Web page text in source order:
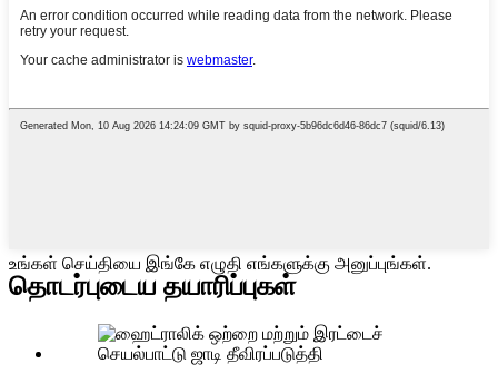
உங்கள் செய்தியை இங்கே எழுதி எங்களுக்கு அனுப்புங்கள்.
தொடர்புடைய தயாரிப்புகள்